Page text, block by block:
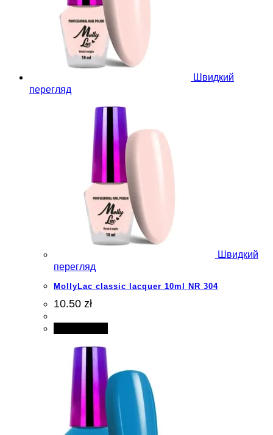
Швидкий
перегляд
Швидкий
перегляд
MollyLac classic lacquer 10ml NR 304
10.50 zł